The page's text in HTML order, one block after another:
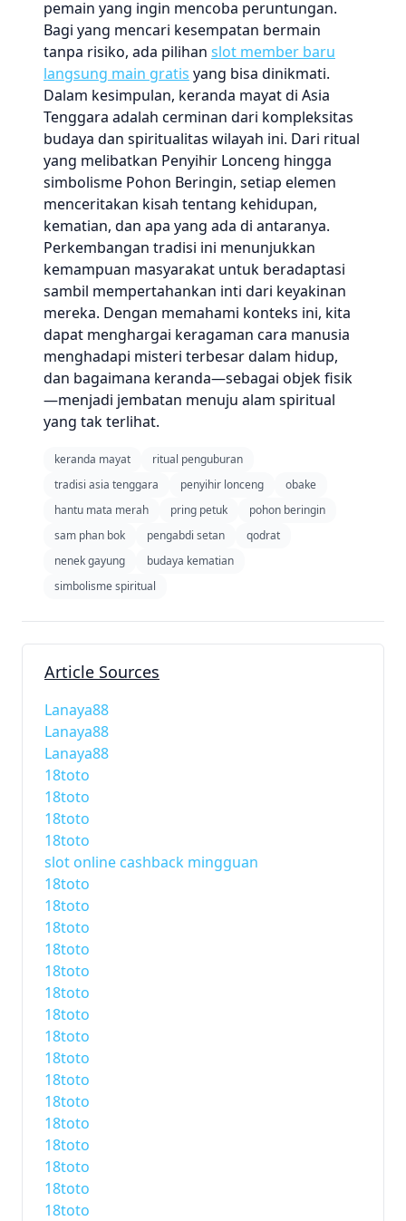
pemain yang ingin mencoba peruntungan.
Bagi yang mencari kesempatan bermain
tanpa risiko, ada pilihan slot member baru
langsung main gratis yang bisa dinikmati.
Dalam kesimpulan, keranda mayat di Asia
Tenggara adalah cerminan dari kompleksitas
budaya dan spiritualitas wilayah ini. Dari ritual
yang melibatkan Penyihir Lonceng hingga
simbolisme Pohon Beringin, setiap elemen
menceritakan kisah tentang kehidupan,
kematian, dan apa yang ada di antaranya.
Perkembangan tradisi ini menunjukkan
kemampuan masyarakat untuk beradaptasi
sambil mempertahankan inti dari keyakinan
mereka. Dengan memahami konteks ini, kita
dapat menghargai keragaman cara manusia
menghadapi misteri terbesar dalam hidup,
dan bagaimana keranda—sebagai objek fisik
—menjadi jembatan menuju alam spiritual
yang tak terlihat.
keranda mayat
ritual penguburan
tradisi asia tenggara
penyihir lonceng
obake
hantu mata merah
pring petuk
pohon beringin
sam phan bok
pengabdi setan
qodrat
nenek gayung
budaya kematian
simbolisme spiritual
Article Sources
Lanaya88
Lanaya88
Lanaya88
18toto
18toto
18toto
18toto
slot online cashback mingguan
18toto
18toto
18toto
18toto
18toto
18toto
18toto
18toto
18toto
18toto
18toto
18toto
18toto
18toto
18toto
18toto